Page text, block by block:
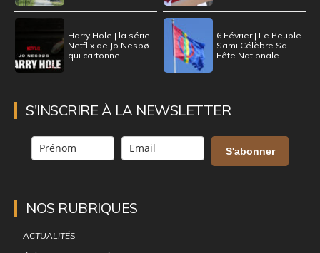
Harry Hole | la série
Netflix de Jo Nesbø
qui cartonne
6 Février | Le Peuple
Sami Célèbre Sa
Fête Nationale
S'INSCRIRE À LA NEWSLETTER
S'abonner
NOS RUBRIQUES
ACTUALITÉS